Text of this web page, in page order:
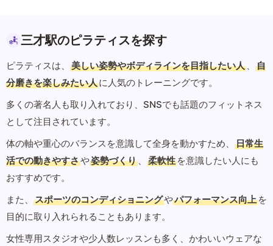
三才駅のピラティスを探す
ピラティスは、 美しい姿勢やボディラインを目指したい人 、
自
分磨きを楽しみたい人に人気のトレーニングです。
多くの著名人も取り入れており、SNSでも話題のフィットネス
として注目されています。
体の軸や重心のバランスを意識して全身を動かすため、
日常生
活での動きやすさや姿勢づくり 、 柔軟性 を意識したい人にも
おすすめです。
また、
スポーツのコンディショニングやパフォーマンス向上 を
目的に取り入れられることもあります。
女性専用スタジオや少人数レッスンも多く、かわいいウェアな